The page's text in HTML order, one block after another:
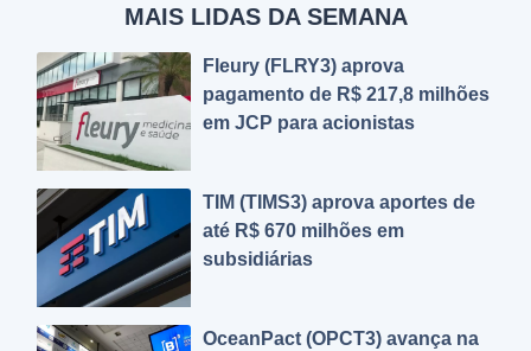
MAIS LIDAS DA SEMANA
Fleury (FLRY3) aprova
pagamento de R$ 217,8 milhões
em JCP para acionistas
TIM (TIMS3) aprova aportes de
até R$ 670 milhões em
subsidiárias
OceanPact (OPCT3) avança na